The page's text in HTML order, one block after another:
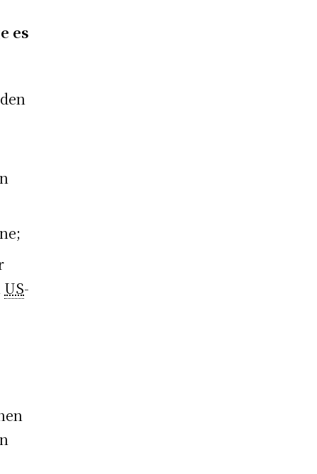
es
US-